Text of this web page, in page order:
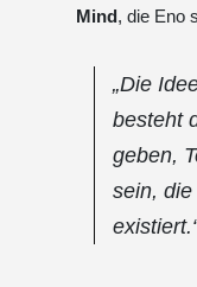
Mind, die Eno
„Die
besteht
geben,
sein,